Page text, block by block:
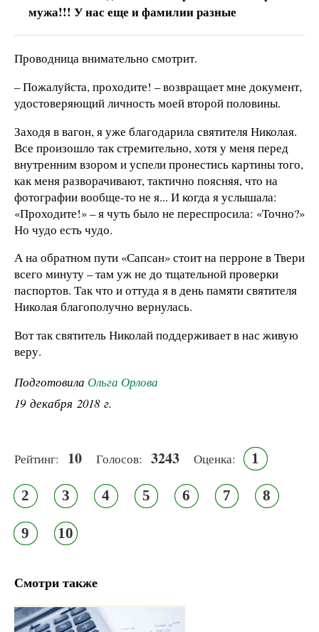
мужа!!! У нас еще и фамилии разные
Проводница внимательно смотрит.
– Пожалуйста, проходите! – возвращает мне документ,
удостоверяющий личность моей второй половины.
Заходя в вагон, я уже благодарила святителя Николая.
Все произошло так стремительно, хотя у меня перед
внутренним взором и успели пронестись картины того,
как меня разворачивают, тактично поясняя, что на
фотографии вообще-то не я... И когда я услышала:
«Проходите!» – я чуть было не переспросила: «Точно?»
Но чудо есть чудо.
А на обратном пути «Сапсан» стоит на перроне в Твери
всего минуту – там уж не до тщательной проверки
паспортов. Так что и оттуда я в день памяти святителя
Николая благополучно вернулась.
Вот так святитель Николай поддерживает в нас живую
веру.
Подготовила Ольга Орлова
19 декабря 2018 г.
Рейтинг: 10 Голосов: 3243 Оценка: 1
2 3 4 5 6 7 8
9 10
Смотри также